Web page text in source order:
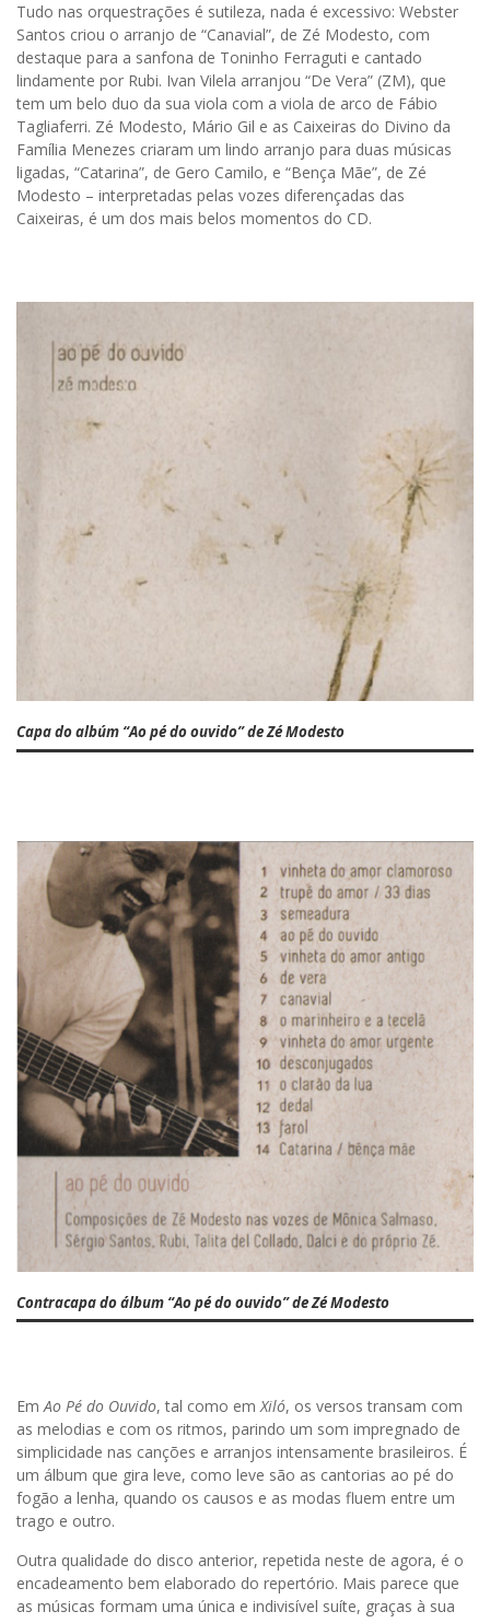
Tudo nas orquestrações é sutileza, nada é excessivo: Webster
Santos criou o arranjo de “Canavial”, de Zé Modesto, com
destaque para a sanfona de Toninho Ferraguti e cantado
lindamente por Rubi. Ivan Vilela arranjou “De Vera” (ZM), que
tem um belo duo da sua viola com a viola de arco de Fábio
Tagliaferri. Zé Modesto, Mário Gil e as Caixeiras do Divino da
Família Menezes criaram um lindo arranjo para duas músicas
ligadas, “Catarina”, de Gero Camilo, e “Bença Mãe”, de Zé
Modesto – interpretadas pelas vozes diferençadas das
Caixeiras, é um dos mais belos momentos do CD.
Capa do albúm “Ao pé do ouvido” de Zé Modesto
Contracapa do álbum “Ao pé do ouvido” de Zé Modesto
EmAo Pé do Ouvido, tal como emXiló, os versos transam com
as melodias e com os ritmos, parindo um som impregnado de
simplicidade nas canções e arranjos intensamente brasileiros. É
um álbum que gira leve, como leve são as cantorias ao pé do
fogão a lenha, quando os causos e as modas fluem entre um
trago e outro.
Outra qualidade do disco anterior, repetida neste de agora, é o
encadeamento bem elaborado do repertório. Mais parece que
as músicas formam uma única e indivisível suíte, graças à sua